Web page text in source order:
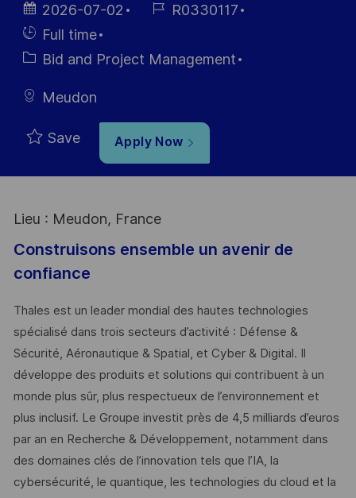
Posted
Date
2026-07-02
Job R0330117
Hiring
Type
Full time
CategoryBid and Project Management
Meudon
Save Apply Now
Lieu : Meudon, France
Construisons ensemble un avenir de
confiance
Thales est un leader mondial des hautes technologies
spécialisé dans trois secteurs d’activité : Défense &
Sécurité, Aéronautique & Spatial, et Cyber & Digital. Il
développe des produits et solutions qui contribuent à un
monde plus sûr, plus respectueux de l’environnement et
plus inclusif. Le Groupe investit près de 4,5 milliards d’euros
par an en Recherche & Développement, notamment dans
des domaines clés de l’innovation tels que l’IA, la
cybersécurité, le quantique, les technologies du cloud et la